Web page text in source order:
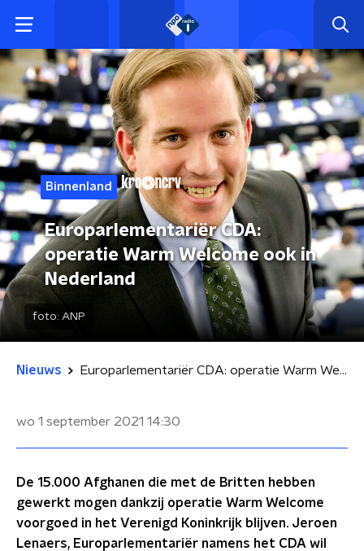
Binnenland
Europarlementariër CDA:
operatie Warm Welcome ook in
Nederland
foto: ANP
Nieuws Europarlementariër CDA: operatie Warm Welcome ook in Nederland
wo 1 september 2021 14:30
De 15.000 Afghanen die met de Britten hebben
gewerkt mogen dankzij operatie Warm Welcome
voorgoed in het Verenigd Koninkrijk blijven. Jeroen
Lenaers, Europarlementariër namens het CDA wil